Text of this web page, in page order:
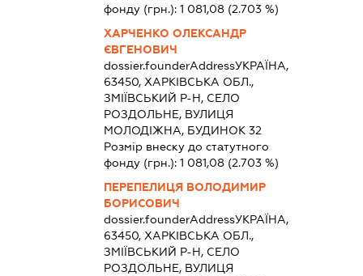
фонду (грн.):1 081,08 (2.703 %)
ХАРЧЕНКО ОЛЕКСАНДР
ЄВГЕНОВИЧ
dossier.founderAddressУКРАЇНА,
63450, ХАРКІВСЬКА ОБЛ.,
ЗМІЇВСЬКИЙ Р-Н, СЕЛО
РОЗДОЛЬНЕ, ВУЛИЦЯ
МОЛОДІЖНА, БУДИНОК 32
Розмір внеску до статутного
фонду (грн.):1 081,08 (2.703 %)
ПЕРЕПЕЛИЦЯ ВОЛОДИМИР
БОРИСОВИЧ
dossier.founderAddressУКРАЇНА,
63450, ХАРКІВСЬКА ОБЛ.,
ЗМІЇВСЬКИЙ Р-Н, СЕЛО
РОЗДОЛЬНЕ, ВУЛИЦЯ